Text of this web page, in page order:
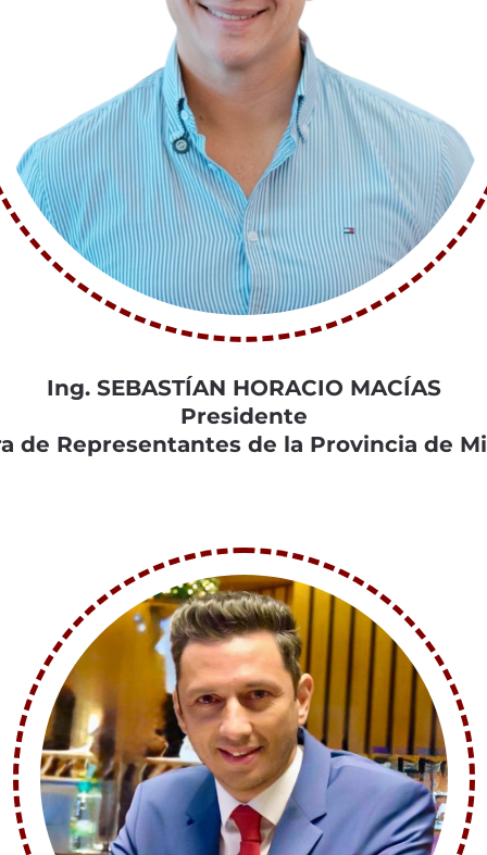
Ing. SEBASTÍAN HORACIO MACÍAS
Presidente
de Representantes de la Provincia de